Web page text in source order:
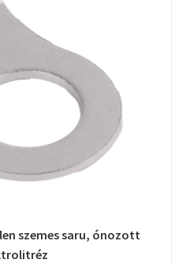
szemes saru, ónozott